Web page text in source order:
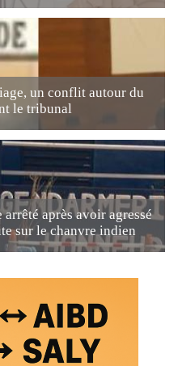
un conflit autour du
le tribunal
après avoir agressé
sur le chanvre indien